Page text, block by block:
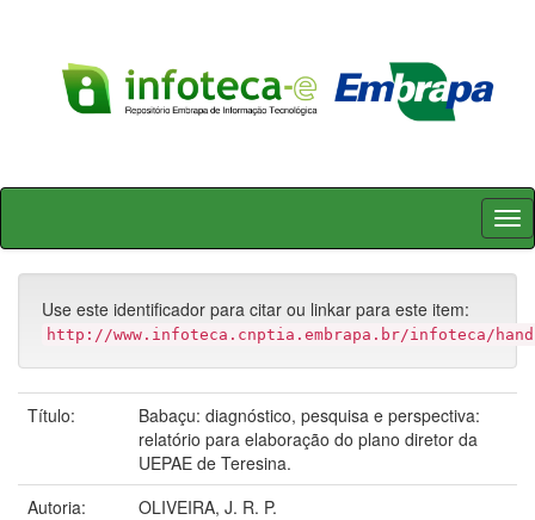
Skip
Use este identificador para citar ou linkar para este item:
http://www.infoteca.cnptia.embrapa.br/infoteca/
Título:
Babaçu: diagnóstico, pesquisa e perspectiva:
relatório para elaboração do plano diretor da
UEPAE de Teresina.
Autoria:
OLIVEIRA, J. R. P.